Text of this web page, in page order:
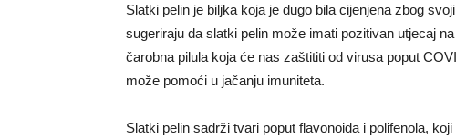
Slatki pelin je biljka koja je dugo bila cijenjena zbog
sugeriraju da slatki pelin može imati pozitivan utjecaj
čarobna pilula koja će nas zaštititi od virusa poput
može pomoći u jačanju imuniteta.
Slatki pelin sadrži tvari poput flavonoida i polifenola,